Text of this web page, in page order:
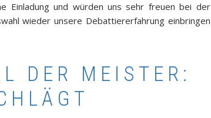
Einladung und würden uns sehr freuen bei der
wieder unsere Debattiererfahrung einbringen
DER MEISTER: